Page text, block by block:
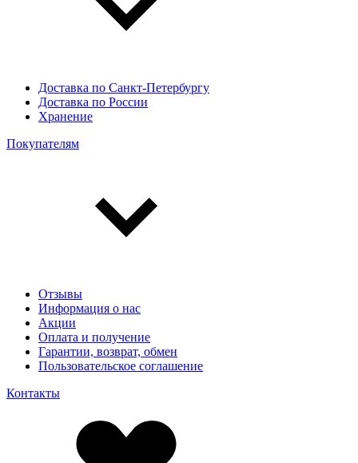
Доставка по Санкт-Петербургу
Доставка по России
Хранение
Покупателям
Отзывы
Информация о нас
Акции
Оплата и получение
Гарантии, возврат, обмен
Пользовательское соглашение
Контакты